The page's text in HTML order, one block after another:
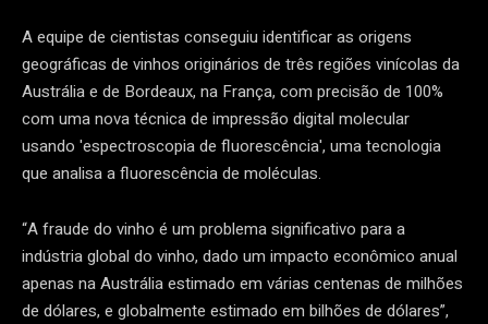
A equipe de cientistas conseguiu identificar as origens
geográficas de vinhos originários de três regiões vinícolas da
Austrália e de Bordeaux, na França, com precisão de 100%
com uma nova técnica de impressão digital molecular
usando 'espectroscopia de fluorescência', uma tecnologia
que analisa a fluorescência de moléculas.
“A fraude do vinho é um problema significativo para a
indústria global do vinho, dado um impacto econômico anual
apenas na Austrália estimado em várias centenas de milhões
de dólares, e globalmente estimado em bilhões de dólares”,